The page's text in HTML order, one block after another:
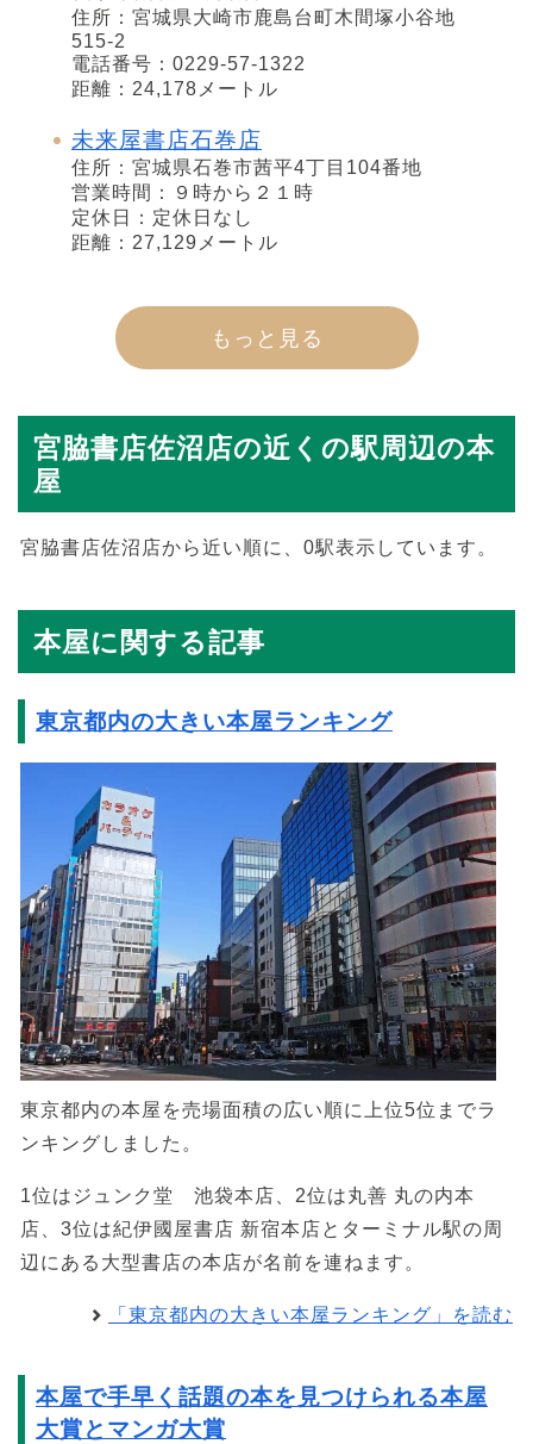
住所：宮城県大崎市鹿島台町木間塚小谷地
515-2
電話番号：0229-57-1322
距離：24,178メートル
未来屋書店石巻店
住所：宮城県石巻市茜平4丁目104番地
営業時間：９時から２１時
定休日：定休日なし
距離：27,129メートル
もっと見る
宮脇書店佐沼店の近くの駅周辺の本
屋
宮脇書店佐沼店から近い順に、0駅表示しています。
本屋に関する記事
東京都内の大きい本屋ランキング
東京都内の本屋を売場面積の広い順に上位5位までラ
ンキングしました。
1位はジュンク堂 池袋本店、2位は丸善 丸の内本
店、3位は紀伊國屋書店 新宿本店とターミナル駅の周
辺にある大型書店の本店が名前を連ねます。
「東京都内の大きい本屋ランキング」を読む
本屋で手早く話題の本を見つけられる本屋
大賞とマンガ大賞